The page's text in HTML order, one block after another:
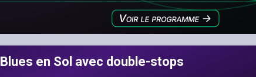
Blues en Sol avec double-stops